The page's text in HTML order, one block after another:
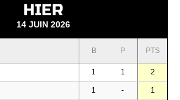
HIER
14 JUIN 2026
B P PTS
1 1 2
1 - 1